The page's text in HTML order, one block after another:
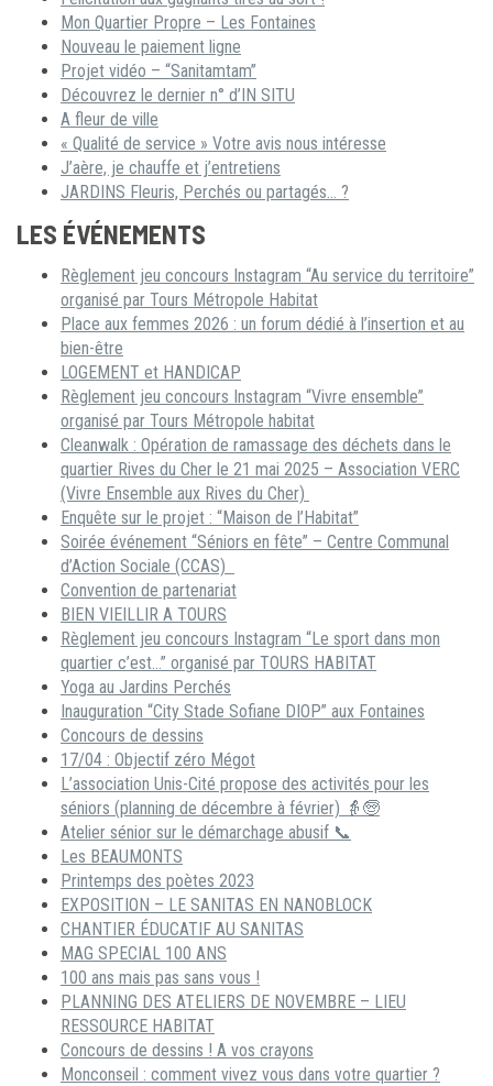
Mon Quartier Propre – Les Fontaines
Nouveau le paiement ligne
Projet vidéo – “Sanitamtam”
Découvrez le dernier n° d’IN SITU
A fleur de ville
« Qualité de service » Votre avis nous intéresse
J’aère, je chauffe et j’entretiens
JARDINS Fleuris, Perchés ou partagés… ?
LES ÉVÉNEMENTS
Règlement jeu concours Instagram “Au service du territoire”
organisé par Tours Métropole Habitat
Place aux femmes 2026 : un forum dédié à l’insertion et au
bien-être
LOGEMENT et HANDICAP
Règlement jeu concours Instagram “Vivre ensemble”
organisé par Tours Métropole habitat
Cleanwalk : Opération de ramassage des déchets dans le
quartier Rives du Cher le 21 mai 2025 – Association VERC
(Vivre Ensemble aux Rives du Cher)
Enquête sur le projet : “Maison de l’Habitat”
Soirée événement “Séniors en fête” – Centre Communal
d’Action Sociale (CCAS)
Convention de partenariat
BIEN VIEILLIR A TOURS
Règlement jeu concours Instagram “Le sport dans mon
quartier c’est…” organisé par TOURS HABITAT
Yoga au Jardins Perchés
Inauguration “City Stade Sofiane DIOP” aux Fontaines
Concours de dessins
17/04 : Objectif zéro Mégot
L’association Unis-Cité propose des activités pour les
séniors (planning de décembre à février) 👵🧓
Atelier sénior sur le démarchage abusif 📞
Les BEAUMONTS
Printemps des poètes 2023
EXPOSITION – LE SANITAS EN NANOBLOCK
CHANTIER ÉDUCATIF AU SANITAS
MAG SPECIAL 100 ANS
100 ans mais pas sans vous !
PLANNING DES ATELIERS DE NOVEMBRE – LIEU
RESSOURCE HABITAT
Concours de dessins ! A vos crayons
Monconseil : comment vivez vous dans votre quartier ?